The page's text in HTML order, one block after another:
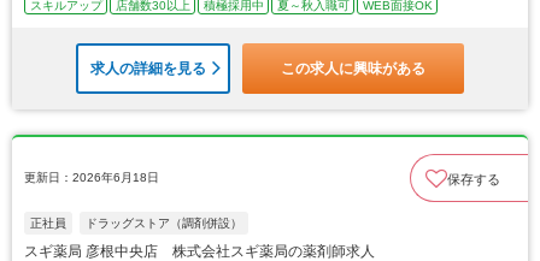
スキルアップ 店舗数30以上 積極採用中 夏～秋入職可 WEB面接OK
求人の詳細を見る この求人に興味がある
更新日：2026年6月18日 保存する
正社員 ドラッグストア（調剤併設）
スギ薬局 彦根中央店 株式会社スギ薬局の薬剤師求人